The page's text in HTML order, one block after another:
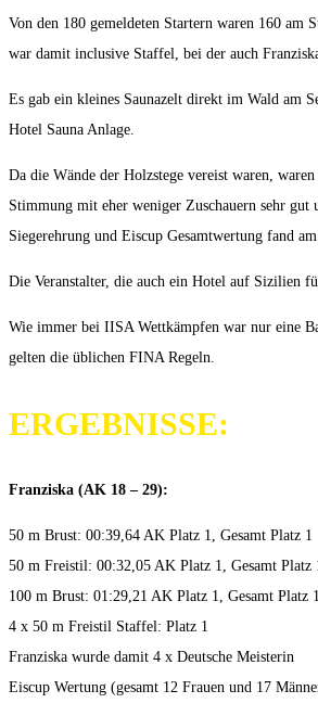
Von den 180 gemeldeten Startern waren 160
war damit inclusive Staffel, bei der auch
Es gab ein kleines Saunazelt direkt im Wald am
Hotel Sauna Anlage.
Da die Wände der Holzstege vereist waren,
Stimmung mit eher weniger Zuschauern sehr
Siegerehrung und Eiscup Gesamtwertung fand
Die Veranstalter, die auch ein Hotel auf Sizilien
Wie immer bei IISA Wettkämpfen war nur eine
gelten die üblichen FINA Regeln.
ERGEBNISSE:
Franziska (AK 18 – 29):
50 m Brust: 00:39,64 AK Platz 1, Gesamt Platz 1
50 m Freistil: 00:32,05 AK Platz 1, Gesamt Platz
100 m Brust: 01:29,21 AK Platz 1, Gesamt Platz 1
4 x 50 m Freistil Staffel: Platz 1
Franziska wurde damit 4 x Deutsche Meisterin
Eiscup Wertung (gesamt 12 Frauen und 17